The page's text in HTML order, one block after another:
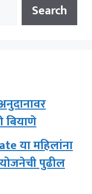
Search
बियाणे
या महिलांना
पुढील